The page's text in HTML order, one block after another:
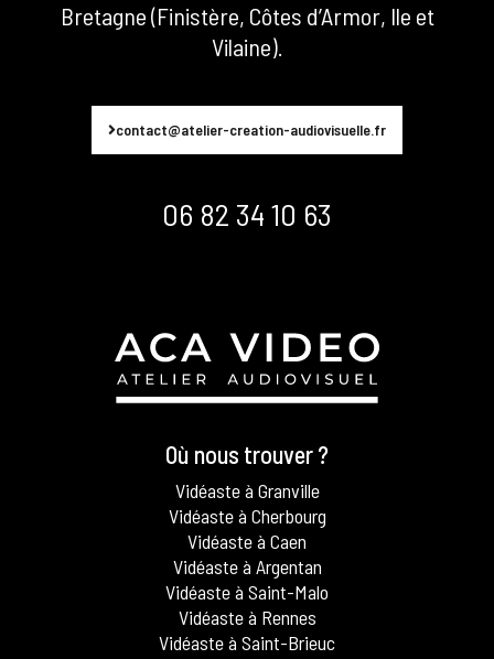
Bretagne (Finistère, Côtes d’Armor, Ile et
Vilaine).
contact@atelier-creation-audiovisuelle.fr
06 82 34 10 63
Où nous trouver ?
Vidéaste à Granville
Vidéaste à Cherbourg
Vidéaste à Caen
Vidéaste à Argentan
Vidéaste à Saint-Malo
Vidéaste à Rennes
Vidéaste à Saint-Brieuc